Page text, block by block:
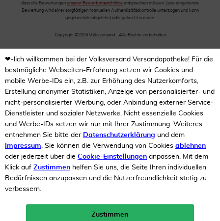
Neukunden-Rabatt ab 49€!
dass alle Bewertungen unserer Bewertungsrichtlinie entsprechen müssen. Jede eingehende
Bewertung wird einer sorgfältigen manuellen Authentizitätskontrolle unterzogen und kann
gegebenfalls abgelehnt oder gelöscht werden.
Copyright ©2026 Volksversand - Alle Rechte vorbehalten
❤-lich willkommen bei der Volksversand Versandapotheke! Für die
bestmögliche Webseiten-Erfahrung setzen wir Cookies und
mobile Werbe-IDs ein, z.B. zur Erhöhung des Nutzerkomforts,
Erstellung anonymer Statistiken, Anzeige von personalisierter- und
nicht-personalisierter Werbung, oder Anbindung externer Service-
Dienstleister und sozialer Netzwerke. Nicht essenzielle Cookies
und Werbe-IDs setzen wir nur mit Ihrer Zustimmung. Weiteres
entnehmen Sie bitte der Datenschutzerklärung und dem
Impressum. Sie können die Verwendung von Cookies ablehnen
oder jederzeit über die Cookie-Einstellungen anpassen. Mit dem
Klick auf Zustimmen helfen Sie uns, die Seite Ihren individuellen
Bedürfnissen anzupassen und die Nutzerfreundlichkeit stetig zu
verbessern.
Zustimmen